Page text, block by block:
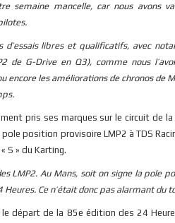
semaine mancelle, car nous avons
d’essais libres et qualificatifs, avec
de G-Drive en Q3), comme nous
encore les améliorations de chronos de
pris ses marques sur le circuit de
position provisoire LMP2 à TDS
S » du Karting.
LMP2. Au Mans, soit on signe la pole
Ce n’était donc pas alarmant du
départ de la 85e édition des 24